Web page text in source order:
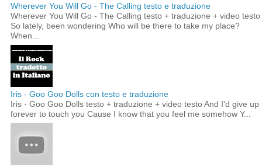
Wherever You Will Go - The Calling testo e traduzione
Wherever You Will Go - The Calling testo + traduzione + video testo
So lately, been wondering Who will be there to take my place?
When...
Iris - Goo Goo Dolls con testo e traduzione
Iris - Goo Goo Dolls testo + traduzione + video testo And I'd give up
forever to touch you Cause I know that you feel me somehow Y...